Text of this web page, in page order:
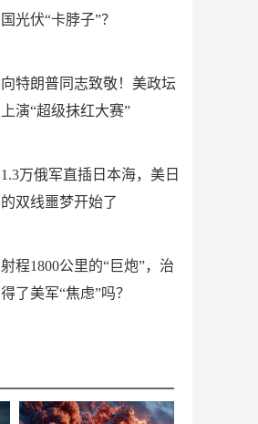
国光伏“卡脖子”？
向特朗普同志致敬！美政坛
上演“超级抹红大赛”
1.3万俄军直插日本海，美日
的双线噩梦开始了
射程1800公里的“巨炮”，治
得了美军“焦虑”吗？